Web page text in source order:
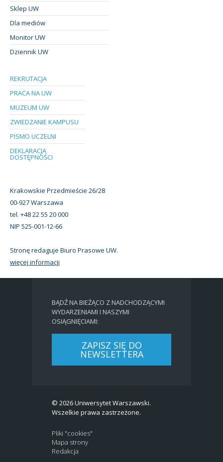
Sklep UW
Dla mediów
Monitor UW
Dziennik UW
REKRUTACJA
PRACA NA UW
MUZEUM UW
ZWIEDZANIE KAMPUSU
PISMO UCZELNI
DEKLARACJA
DOSTĘPNOŚCI
Krakowskie Przedmieście 26/28
00-927 Warszawa
tel. +48 22 55 20 000
NIP 525-001-12-66
Stronę redaguje Biuro Prasowe UW.
więcej informacji
BĄDŹ NA BIEŻĄCO Z NADCHODZĄCYMI
WYDARZENIAMI I NASZYMI
OSIĄGNIĘCIAMI:
ZAPISZ SIĘ DO
NEWSLETTERA
© 2026 Uniwersytet Warszawski.
Wszelkie prawa zastrzeżone.
Pliki "cookies"
Mapa strony
Redakcja